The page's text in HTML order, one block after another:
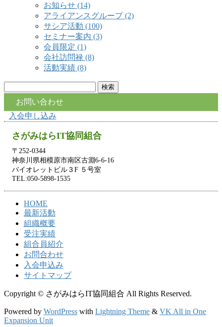
お知らせ (14)
アライアンスグループ (2)
サシア活動 (100)
セミナー案内 (3)
会員限定 (1)
会社訪問禄 (8)
活動実績 (8)
索:
お問い合わせ
入会申し込み
さがみはらIT協同組合
〒252-0344
神奈川県相模原市南区古淵6-6-16
バイオレットビル３F ５号室
TEL:050-5898-1535
HOME
最新活動
組織概要
受注実績
組合員紹介
お問合わせ
入会申込み
サイトマップ
Copyright © さがみはらIT協同組合 All Rights Reserved.
Powered by WordPress with Lightning Theme & VK All in One
Expansion Unit